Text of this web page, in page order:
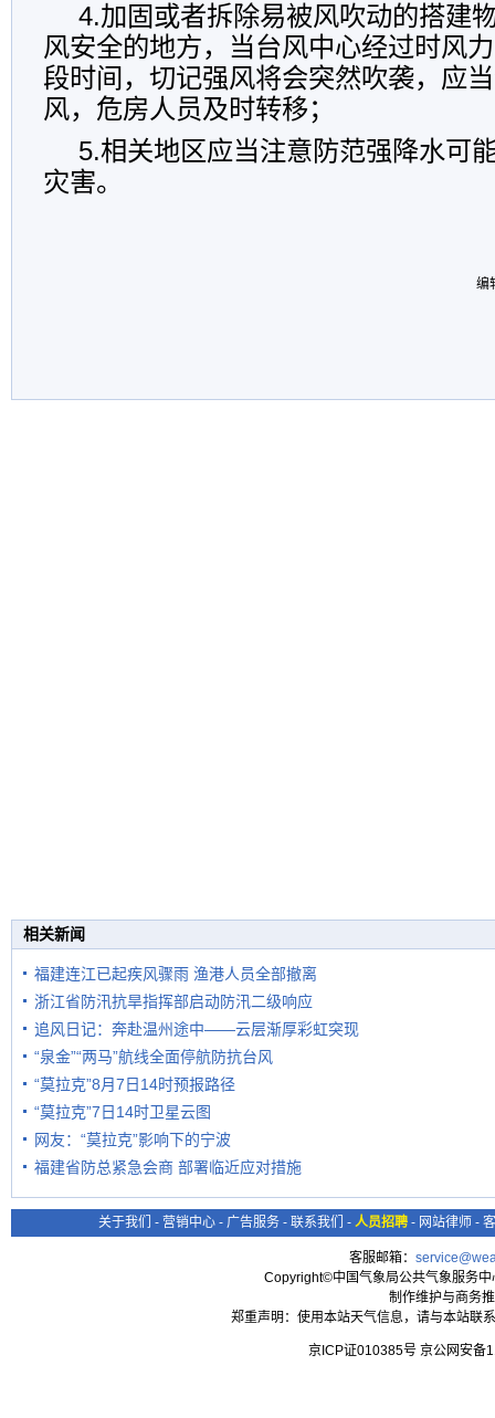
4.加固或者拆除易被风吹动的搭建
风安全的地方，当台风中心经过时风
段时间，切记强风将会突然吹袭，应
风，危房人员及时转移；
5.相关地区应当注意防范强降水可
灾害。
编
相关新闻
福建连江已起疾风骤雨 渔港人员全部撤离
浙江省防汛抗旱指挥部启动防汛二级响应
追风日记：奔赴温州途中——云层渐厚彩虹突现
“泉金”“两马”航线全面停航防抗台风
“莫拉克”8月7日14时预报路径
“莫拉克”7日14时卫星云图
网友：“莫拉克”影响下的宁波
福建省防总紧急会商 部署临近应对措施
关于我们 - 营销中心 - 广告服务 - 联系我们 - 人员招聘 - 网站律师 -
客服邮箱：
Copyright©中国气象局公共气象服务
制作维护与商务
郑重声明：使用本站天气信息，请与本站联
京ICP证010385号 京公网安备